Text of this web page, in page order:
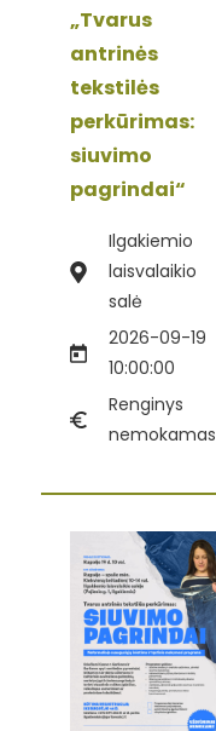
„Tvarus
antrinės
tekstilės
perkūrimas:
siuvimo
pagrindai“
Ilgakiemio
laisvalaikio
salė
2026-09-19
10:00:00
Renginys
nemokamas